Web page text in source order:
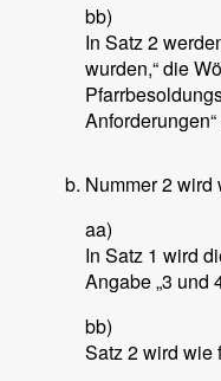
bb)
In Satz 2
wurden,“ die
Nummer 2 wird
aa)
In Satz 1 wird
Angabe „3 und
bb)
Satz 2 wird wie